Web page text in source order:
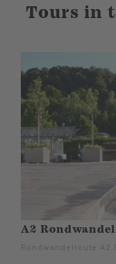
Tours in
A2
Rondwandelroute A2